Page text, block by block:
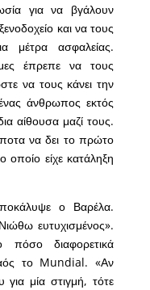
για να βγάλουν
και να τους
μέτρα ασφαλείας.
έπρεπε να τους
να τους κάνει την
άνθρωπος εκτός
αίθουσα μαζί τους.
να δει το πρώτο
είχε κατάληξη
ο Βαρέλα.
ευτυχισμένος».
διαφορετικά
το Mundial. «Αν
μία στιγμή, τότε